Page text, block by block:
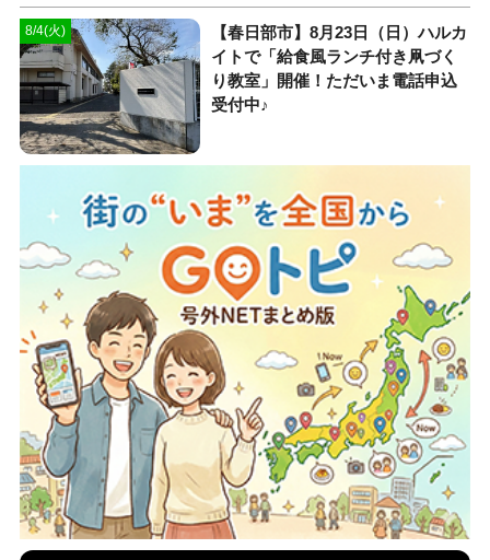
8/4(火)
【春日部市】8月23日（日）ハルカ
イトで「給食風ランチ付き凧づく
り教室」開催！ただいま電話申込
受付中♪